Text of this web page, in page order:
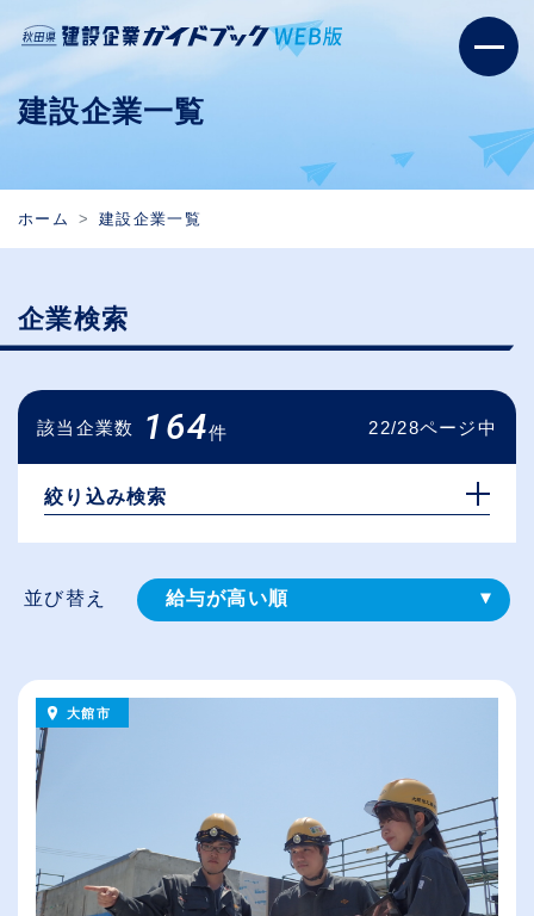
建設企業一覧
ホーム 建設企業一覧
企業検索
該当企業数 164件 22/28ページ中
絞り込み検索
並び替え 給与が高い順
大館市